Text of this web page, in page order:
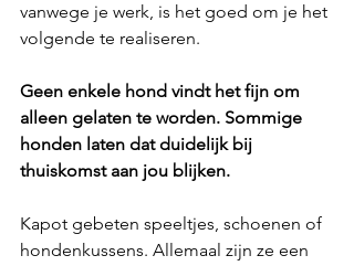
vanwege je werk, is het goed om je het
volgende te realiseren.
Geen enkele hond vindt het fijn om
alleen gelaten te worden. Sommige
honden laten dat duidelijk bij
thuiskomst aan jou blijken.
Kapot gebeten speeltjes, schoenen of
hondenkussens. Allemaal zijn ze een